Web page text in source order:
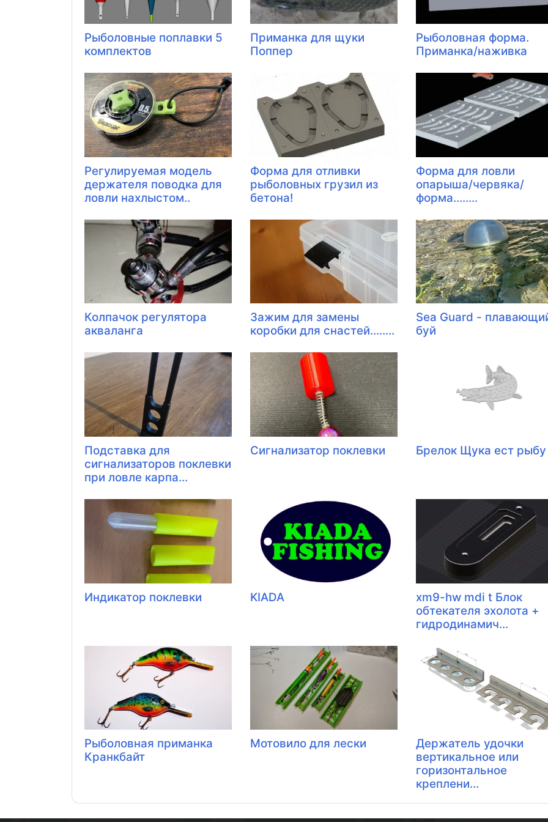
Рыболовные поплавки 5
комплектов
Приманка для щуки
Поппер
Рыболовная форма.
Приманка/наживка
Регулируемая модель
держателя поводка для
ловли нахлыстом..
Форма для отливки
рыболовных грузил из
бетона!
Форма для ловли
опарыша/червяка/
форма........
Колпачок регулятора
акваланга
Зажим для замены
коробки для снастей........
Sea Guard -
буй
Подставка для
сигнализаторов поклевки
при ловле карпа...
Сигнализатор поклевки Брелок Щука ест рыбу
Индикатор поклевки KIADA
xm9-hw mdi t Блок
обтекателя эхолота +
гидродинамич...
Рыболовная приманка
Кранкбайт
Мотовило для лески
Держатель удочки
вертикальное или
горизонтальное
креплени...